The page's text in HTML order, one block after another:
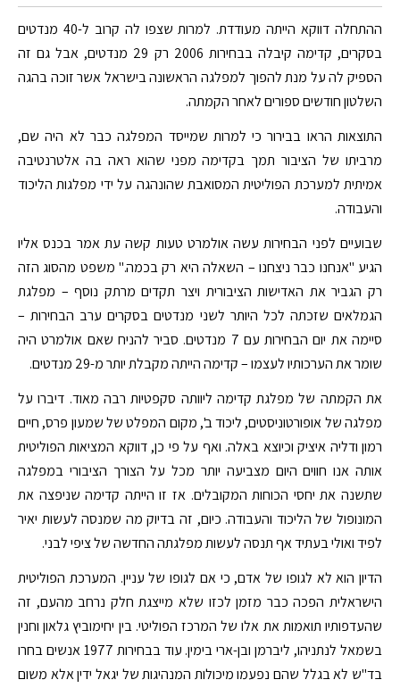
ההתחלה דווקא הייתה מעודדת. למרות שצפו לה קרוב ל-40 מנדטים
בסקרים, קדימה קיבלה בבחירות 2006 רק 29 מנדטים, אבל גם זה
הספיק לה על מנת להפוך למפלגה הראשונה בישראל אשר זוכה בהגה
השלטון חודשים ספורים לאחר הקמתה.
התוצאות הראו בבירור כי למרות שמייסד המפלגה כבר לא היה שם,
מרביתו של הציבור תמך בקדימה מפני שהוא ראה בה אלטרנטיבה
אמיתית למערכת הפוליטית המסואבת שהונהגה על ידי מפלגות הליכוד
והעבודה.
שבועיים לפני הבחירות עשה אולמרט טעות קשה עת אמר בכנס אליו
הגיע "אנחנו כבר ניצחנו – השאלה היא רק בכמה." משפט מהסוג הזה
רק הגביר את האדישות הציבורית ויצר תקדים מרתק נוסף – מפלגת
הגמלאים שזכתה לכל היותר לשני מנדטים בסקרים ערב הבחירות –
סיימה את יום הבחירות עם 7 מנדטים. סביר להניח שאם אולמרט היה
שומר את הערכותיו לעצמו – קדימה הייתה מקבלת יותר מ-29 מנדטים.
את הקמתה של מפלגת קדימה ליוותה סקפטיות רבה מאוד. דיברו על
מפלגה של אופורטוניסטים, ליכוד ב', מקום המפלט של שמעון פרס, חיים
רמון ודליה איציק וכיוצא באלה. ואף על פי כן, דווקא המציאות הפוליטית
אותה אנו חווים היום מצביעה יותר מכל על הצורך הציבורי במפלגה
שתשנה את יחסי הכוחות המקובלים. אז זו הייתה קדימה שניפצה את
המונופול של הליכוד והעבודה. כיום, זה בדיוק מה שמנסה לעשות יאיר
לפיד ואולי בעתיד אף תנסה לעשות מפלגתה החדשה של ציפי לבני.
הדיון הוא לא לגופו של אדם, כי אם לגופו של עניין. המערכת הפוליטית
הישראלית הפכה כבר מזמן לכזו שלא מייצגת חלק נרחב מהעם, זה
שהעדפותיו תואמות את אלו של המרכז הפוליטי. בין יחימוביץ גלאון וחנין
בשמאל לנתניהו, ליברמן ובן-ארי בימין. עוד בבחירות 1977 אנשים בחרו
בד"ש לא בגלל שהם נפעמו מיכולות המנהיגות של יגאל ידין אלא משום